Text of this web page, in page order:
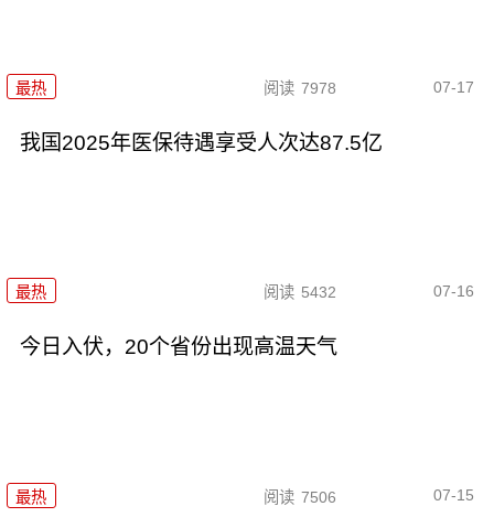
最热 阅读 7978 07-17
我国2025年医保待遇享受人次达87.5亿
最热 阅读 5432 07-16
今日入伏，20个省份出现高温天气
最热 阅读 7506 07-15